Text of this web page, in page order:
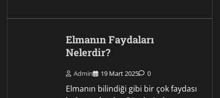
Elmanın Faydaları
Nelerdir?
Admin 19 Mart 2025 0
Elmanın bilindiği gibi bir çok faydası